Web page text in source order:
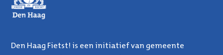
Den Haag Fietst! is een initiatief van gemeente